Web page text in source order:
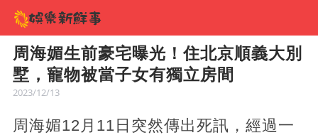
周海媚生前豪宅曝光！住北京順義大別
墅，寵物被當子女有獨立房間
2023/12/13
周海媚12月11日突然傳出死訊，經過一